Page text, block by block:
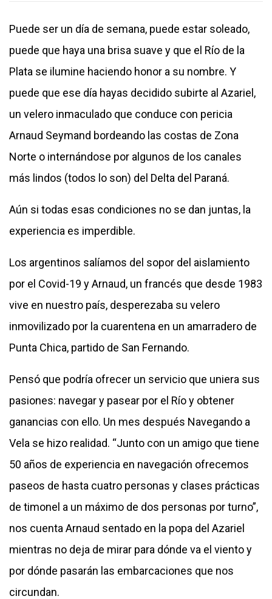
Puede ser un día de semana, puede estar soleado,
puede que haya una brisa suave y que el Río de la
Plata se ilumine haciendo honor a su nombre. Y
puede que ese día hayas decidido subirte al Azariel,
un velero inmaculado que conduce con pericia
Arnaud Seymand bordeando las costas de Zona
Norte o internándose por algunos de los canales
más lindos (todos lo son) del Delta del Paraná.
Aún si todas esas condiciones no se dan juntas, la
experiencia es imperdible.
Los argentinos salíamos del sopor del aislamiento
por el Covid-19 y Arnaud, un francés que desde 1983
vive en nuestro país, desperezaba su velero
inmovilizado por la cuarentena en un amarradero de
Punta Chica, partido de San Fernando.
Pensó que podría ofrecer un servicio que uniera sus
pasiones: navegar y pasear por el Río y obtener
ganancias con ello. Un mes después Navegando a
Vela se hizo realidad. “Junto con un amigo que tiene
50 años de experiencia en navegación ofrecemos
paseos de hasta cuatro personas y clases prácticas
de timonel a un máximo de dos personas por turno”,
nos cuenta Arnaud sentado en la popa del Azariel
mientras no deja de mirar para dónde va el viento y
por dónde pasarán las embarcaciones que nos
circundan.